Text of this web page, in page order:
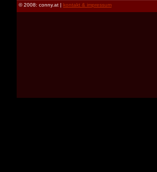
© 2008: conny.at | kontakt & impressum